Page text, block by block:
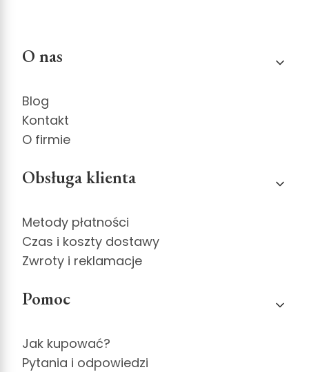
Linki w stopce
O nas
Blog
Kontakt
O firmie
Obsługa klienta
Metody płatności
Czas i koszty dostawy
Zwroty i reklamacje
Pomoc
Jak kupować?
Pytania i odpowiedzi